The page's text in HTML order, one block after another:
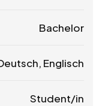
Bachelor
Englisch
Student/in